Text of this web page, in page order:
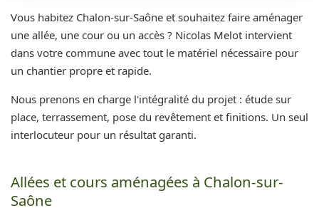
Vous habitez Chalon-sur-Saône et souhaitez faire aménager
une allée, une cour ou un accès ? Nicolas Melot intervient
dans votre commune avec tout le matériel nécessaire pour
un chantier propre et rapide.
Nous prenons en charge l'intégralité du projet : étude sur
place, terrassement, pose du revêtement et finitions. Un seul
interlocuteur pour un résultat garanti.
Allées et cours aménagées à Chalon-sur-
Saône